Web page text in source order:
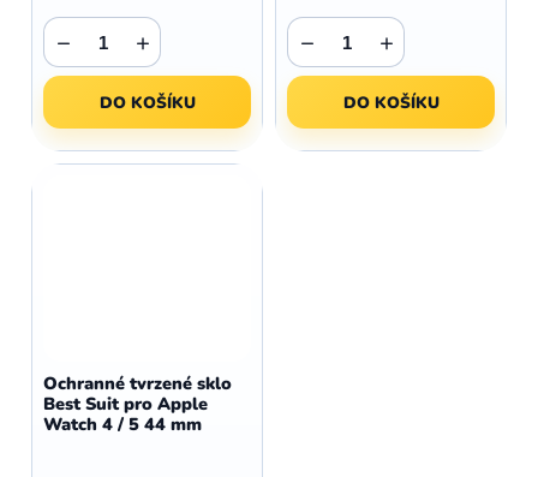
+
−
DO KOŠÍKU
+
−
DO KOŠÍKU
Ochranné tvrzené sklo
Best Suit pro Apple
Watch 4 / 5 44 mm